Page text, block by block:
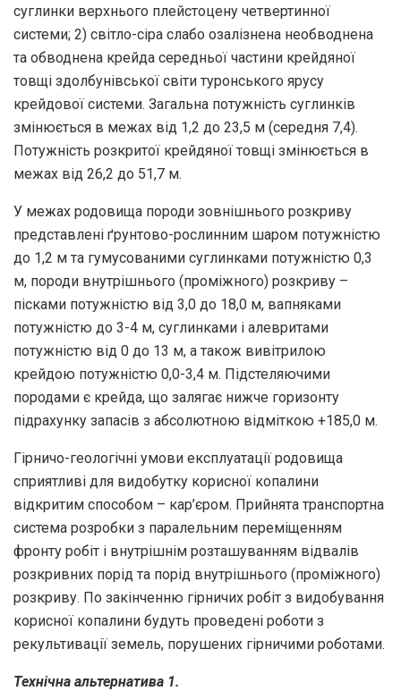
суглинки верхнього плейстоцену четвертинної
системи; 2) світло-сіра слабо озалізнена необводнена
та обводнена крейда середньої частини крейдяної
товщі здолбунівської світи туронського ярусу
крейдової системи. Загальна потужність суглинків
змінюється в межах від 1,2 до 23,5 м (середня 7,4).
Потужність розкритої крейдяної товщі змінюється в
межах від 26,2 до 51,7 м.
У межах родовища породи зовнішнього розкриву
представлені ґрунтово-рослинним шаром потужністю
до 1,2 м та гумусованими суглинками потужністю 0,3
м, породи внутрішнього (проміжного) розкриву –
пісками потужністю від 3,0 до 18,0 м, вапняками
потужністю до 3-4 м, суглинками і алевритами
потужністю від 0 до 13 м, а також вивітрилою
крейдою потужністю 0,0-3,4 м. Підстеляючими
породами є крейда, що залягає нижче горизонту
підрахунку запасів з абсолютною відміткою +185,0 м.
Гірничо-геологічні умови експлуатації родовища
сприятливі для видобутку корисної копалини
відкритим способом – кар’єром. Прийнята транспортна
система розробки з паралельним переміщенням
фронту робіт і внутрішнім розташуванням відвалів
розкривних порід та порід внутрішнього (проміжного)
розкриву. По закінченню гірничих робіт з видобування
корисної копалини будуть проведені роботи з
рекультивації земель, порушених гірничими роботами.
Технічна альтернатива 1.